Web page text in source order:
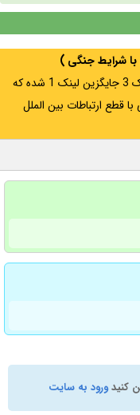
شرایط جنگی )
اگر از ایران به آدرس مخفی متصل هستید ، لینک 3 جایگزین لینک 1 شده که
قطع ارتباطات بین الملل
کنیدورود به سایت